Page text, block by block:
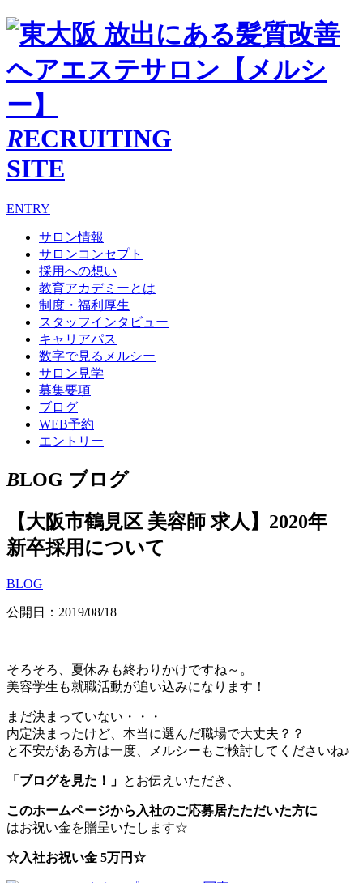
RECRUITING
SITE
ENTRY
サロン情報
サロンコンセプト
採用への想い
教育アカデミーとは
制度・福利厚生
スタッフインタビュー
キャリアパス
数字で見るメルシー
サロン見学
募集要項
ブログ
WEB予約
エントリー
BLOG ブログ
【大阪市鶴見区 美容師 求人】2020年
新卒採用について
BLOG
公開日：2019/08/18
そろそろ、夏休みも終わりかけですね～。
美容学生も就職活動が追い込みになります！
まだ決まっていない・・・
内定決まったけど、本当に選んだ職場で大丈夫？？
と不安がある方は一度、メルシーもご検討してくださいね♪
「ブログを見た！」 とお伝えいただき、
このホームページから 入社のご応募居たただいた方に
はお祝い金を贈呈いたします☆
☆入社お祝い金 5万円☆